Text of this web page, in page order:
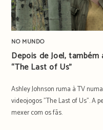
NO MUNDO
Depois de Joel,
“The Last of Us”
Ashley Johnson ruma à TV
videojogos "The Last of Us". A
mexer com os fãs.